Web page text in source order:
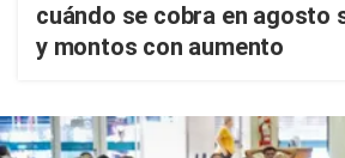
cuándo se cobra en agosto
y montos con aumento